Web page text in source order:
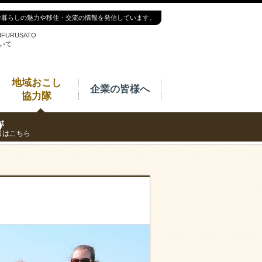
らしの魅力や移住・交流の情報を発信しています。
て
地域おこし
協力隊
はこちら
企業の皆様へ